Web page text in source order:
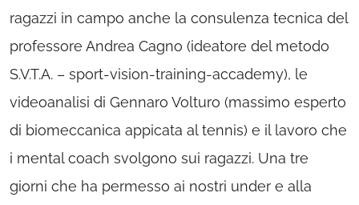
ragazzi in campo anche la consulenza tecnica del
professore Andrea Cagno (ideatore del metodo
S.V.T.A. – sport-vision-training-accademy), le
videoanalisi di Gennaro Volturo (massimo esperto
di biomeccanica appicata al tennis) e il lavoro che
i mental coach svolgono sui ragazzi. Una tre
giorni che ha permesso ai nostri under e alla